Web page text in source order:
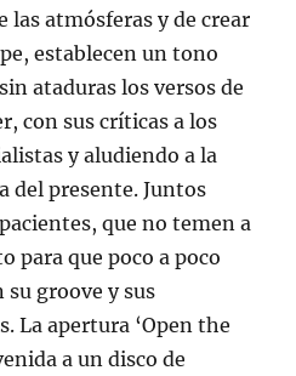
las atmósferas y de crear
establecen un tono
ataduras los versos de
con sus críticas a los
y aludiendo a la
del presente. Juntos
que no temen a
para que poco a poco
su groove y sus
La apertura ‘Open the
a un disco de